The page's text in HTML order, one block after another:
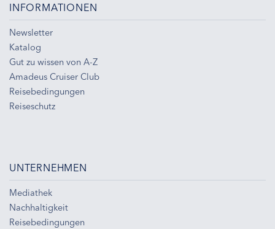
INFORMATIONEN
Newsletter
Katalog
Gut zu wissen von A-Z
Amadeus Cruiser Club
Reisebedingungen
Reiseschutz
UNTERNEHMEN
Mediathek
Nachhaltigkeit
Reisebedingungen